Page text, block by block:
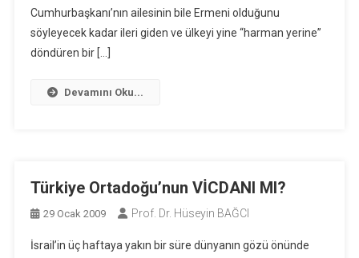
Cumhurbaşkanı’nın ailesinin bile Ermeni olduğunu
söyleyecek kadar ileri giden ve ülkeyi yine “harman yerine”
döndüren bir […]
Devamını Oku...
Türkiye Ortadoğu’nun VİCDANI MI?
29 Ocak 2009 Prof. Dr. Hüseyin BAĞCI
İsrail’in üç haftaya yakın bir süre dünyanın gözü önünde